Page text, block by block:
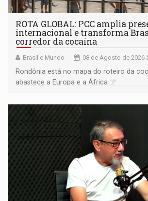
ROTA GLOBAL: PCC amplia
internacional e transforma
corredor da cocaína
Brasil e Mundo 08 de Agosto de 2026
Rondônia está no mapa do roteiro da
abastece a Europa e a África